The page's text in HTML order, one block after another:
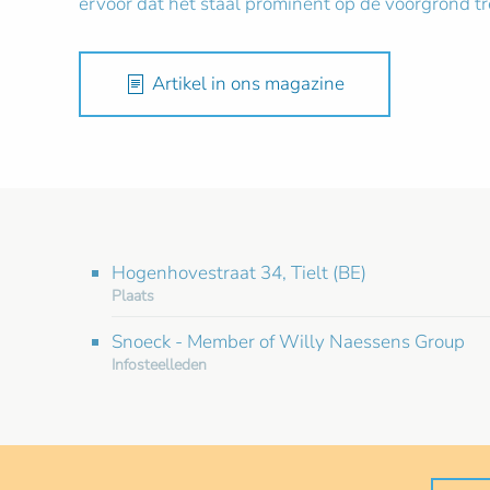
Artikel in ons magazine
Hogenhovestraat 34, Tielt (BE)
Plaats
Snoeck - Member of Willy Naessens Group
Infosteelleden